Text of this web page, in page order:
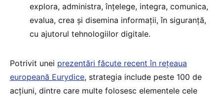
explora, administra, înțelege, integra, comunica,
evalua, crea și disemina informații, în siguranță,
cu ajutorul tehnologiilor digitale.
Potrivit unei prezentări făcute recent în rețeaua
europeană Eurydice, strategia include peste 100 de
acțiuni, dintre care multe folosesc elementele cele